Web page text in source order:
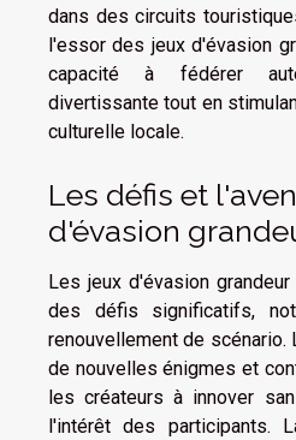
dans des circuits
l'essor des jeux d'évasion
capacité à fédérer
divertissante tout en
culturelle locale.
Les défis et
d'évasion
Les jeux d'évasion
des défis significatifs,
renouvellement de
de nouvelles énigmes et
les créateurs à innover
l'intérêt des participants.